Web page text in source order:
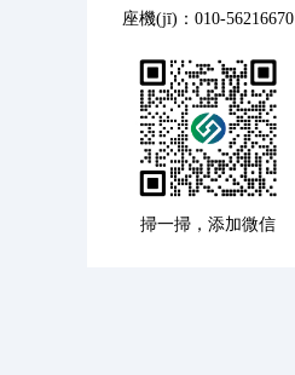
座機(jī)：010-56216670
掃一掃，添加微信